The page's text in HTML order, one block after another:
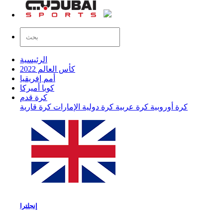
الرئيسية
كأس العالم 2022
أمم إفريقيا
كوبا أميركا
كرة قدم
كرة أوروبية كرة عربية كرة دولية الإمارات كرة قارية
إنجلترا